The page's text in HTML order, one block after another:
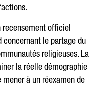
recensement officiel
concernant le partage du
religieuses. La
la réelle démographie
à un réexamen de